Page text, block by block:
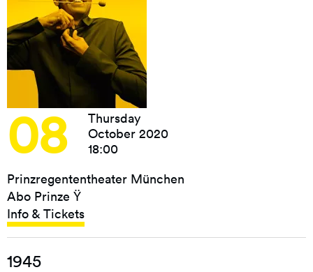
08
Thursday
October 2020
18:00
Prinzregententheater München
Abo Prinze Ÿ
Info & Tickets
1945